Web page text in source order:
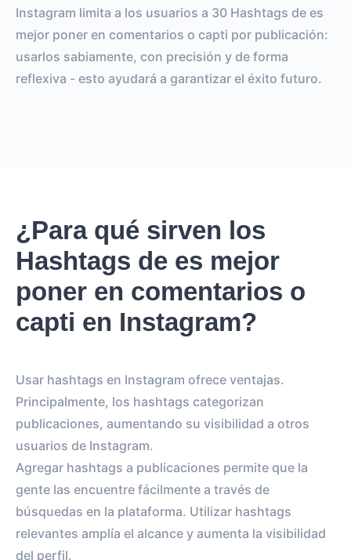
Instagram limita a los usuarios a 30 Hashtags de es
mejor poner en comentarios o capti por publicación:
usarlos sabiamente, con precisión y de forma
reflexiva - esto ayudará a garantizar el éxito futuro.
¿Para qué sirven los
Hashtags de es mejor
poner en comentarios o
capti en Instagram?
Usar hashtags en Instagram ofrece ventajas.
Principalmente, los hashtags categorizan
publicaciones, aumentando su visibilidad a otros
usuarios de Instagram.
Agregar hashtags a publicaciones permite que la
gente las encuentre fácilmente a través de
búsquedas en la plataforma. Utilizar hashtags
relevantes amplía el alcance y aumenta la visibilidad
del perfil.